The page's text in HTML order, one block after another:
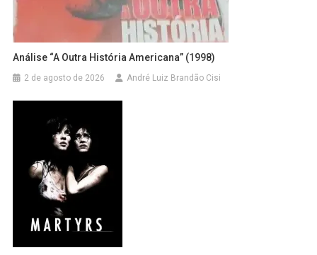
Análise “A Outra História Americana” (1998)
2 de agosto de 2026 André Luiz Brandão Cisi